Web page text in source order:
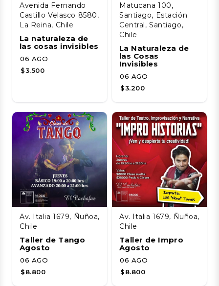
Avenida Fernando
Castillo Velasco 8580,
La Reina, Chile
La naturaleza de
las cosas invisibles
06 AGO
$3.500
Matucana 100,
Santiago, Estación
Central, Santiago,
Chile
La Naturaleza de
las Cosas
Invisibles
06 AGO
$3.200
Av. Italia 1679, Ñuñoa,
Chile
Taller de Tango
Agosto
06 AGO
$8.800
Av. Italia 1679, Ñuñoa,
Chile
Taller de Impro
Agosto
06 AGO
$8.800